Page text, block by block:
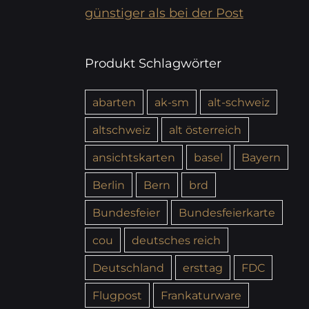
günstiger als bei der Post
Produkt Schlagwörter
abarten ak-sm
alt-schweiz
altschweiz
alt österreich
ansichtskarten
basel
Bayern
Berlin
Bern
brd
Bundesfeier
Bundesfeierkarte
cou
deutsches reich
Deutschland
ersttag
FDC
Flugpost
Frankaturware